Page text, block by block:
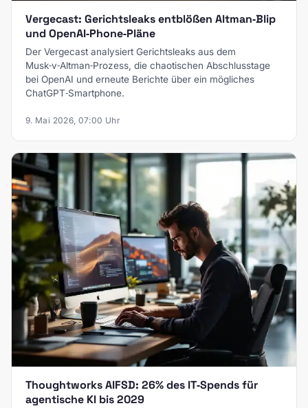
Vergecast: Gerichtsleaks entblößen Altman‑Blip
und OpenAI‑Phone‑Pläne
Der Vergecast analysiert Gerichtsleaks aus dem
Musk‑v‑Altman‑Prozess, die chaotischen Abschlusstage
bei OpenAI und erneute Berichte über ein mögliches
ChatGPT‑Smartphone.
9. Mai 2026, 07:00 Uhr
Thoughtworks AIFSD: 26% des IT‑Spends für
agentische KI bis 2029